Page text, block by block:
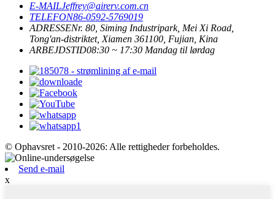
E-MAILJeffrey@airerv.com.cn
TELEFON86-0592-5769019
ADRESSENr. 80, Siming Industripark, Mei Xi Road,
Tong'an-distriktet, Xiamen 361100, Fujian, Kina
ARBEJDSTID08:30 ~ 17:30 Mandag til lørdag
© Ophavsret - 2010-2026: Alle rettigheder forbeholdes.
Send e-mail
x